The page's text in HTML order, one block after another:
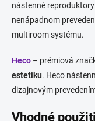
nástenné
nenápadnom
multiroom systému.
Heco – prémiová
estetiku. Heco
dizajnovým
Vhodné